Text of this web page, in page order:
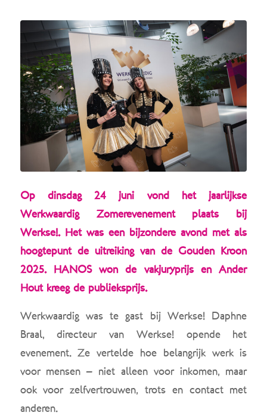
Op dinsdag 24 juni vond het jaarlijkse
Werkwaardig Zomerevenement plaats bij
Werkse!. Het was een bijzondere avond met als
hoogtepunt de uitreiking van de Gouden Kroon
2025. HANOS won de vakjuryprijs en Ander
Hout kreeg de publieksprijs.
Werkwaardig was te gast bij Werkse! Daphne
Braal, directeur van Werkse! opende het
evenement. Ze vertelde hoe belangrijk werk is
voor mensen – niet alleen voor inkomen, maar
ook voor zelfvertrouwen, trots en contact met
anderen.